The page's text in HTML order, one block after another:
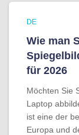
DE
Wie man
für 2026
Möchten Sie
Laptop
ist eine der
Europa und